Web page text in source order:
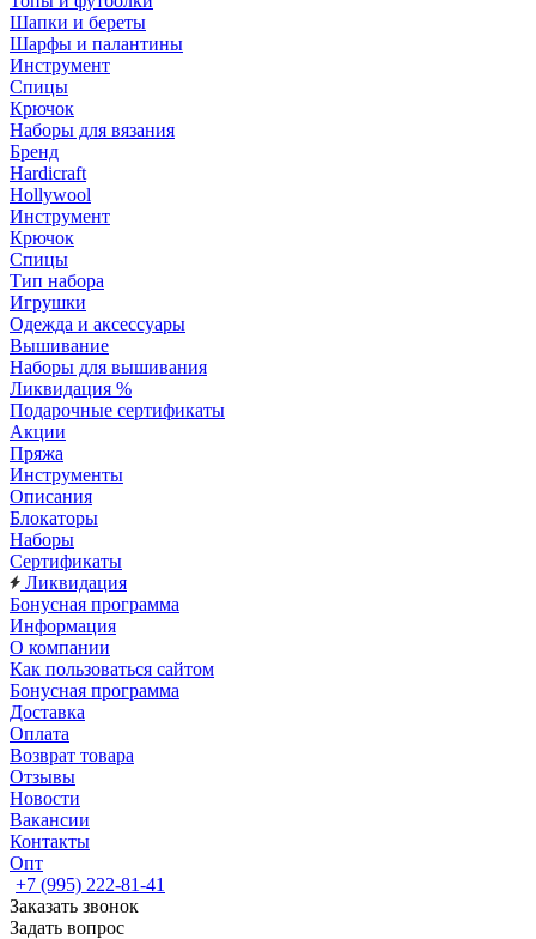
Шапки и береты
Шарфы и палантины
Инструмент
Спицы
Крючок
Наборы для вязания
Бренд
Hardicraft
Hollywool
Инструмент
Крючок
Спицы
Тип набора
Игрушки
Одежда и аксессуары
Вышивание
Наборы для вышивания
Ликвидация %
Подарочные сертификаты
Акции
Пряжа
Инструменты
Описания
Блокаторы
Наборы
Сертификаты
Ликвидация
Бонусная программа
Информация
О компании
Как пользоваться сайтом
Бонусная программа
Доставка
Оплата
Возврат товара
Отзывы
Новости
Вакансии
Контакты
Опт
+7 (995) 222-81-41
Заказать звонок
Задать вопрос